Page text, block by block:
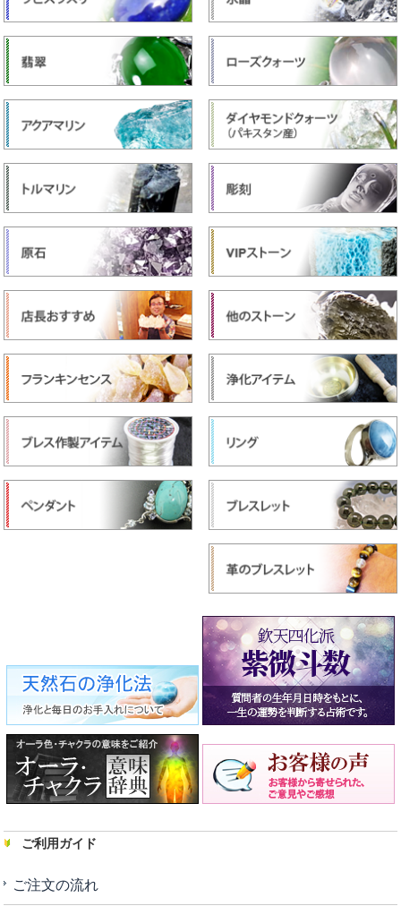
ご利用ガイド
ご注文の流れ